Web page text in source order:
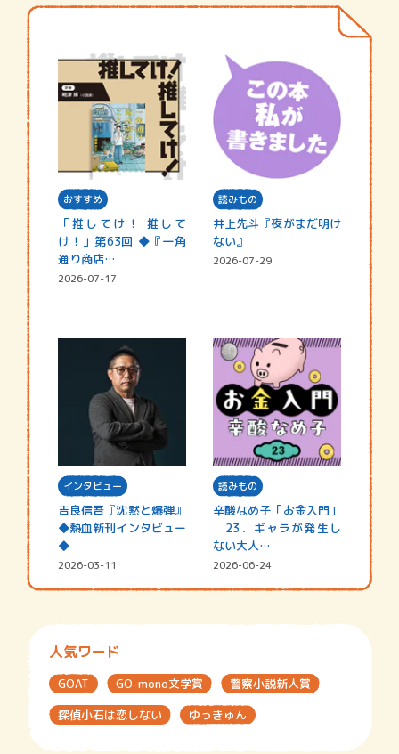
おすすめ
「推してけ！ 推して
け！」第63回 ◆『一角
通り商店…
2026-07-17
読みもの
井上先斗『夜がまだ明け
ない』
2026-07-29
インタビュー
吉良信吾『沈黙と爆弾』
◆熱血新刊インタビュー
◆
2026-03-11
読みもの
辛酸なめ子「お金入門」
23．ギャラが発生し
ない大人…
2026-06-24
人気ワード
GOAT GO-mono文学賞
警察小説新人賞
探偵小石は恋しない
ゆっきゅん